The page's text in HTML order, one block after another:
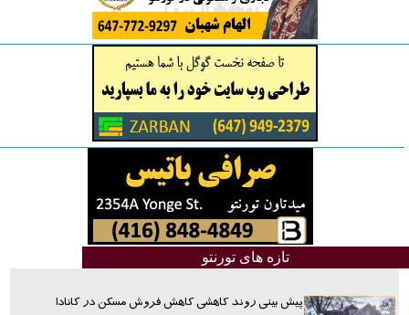
تازه های تورنتو
پیش بینی روند کاهشی کاهش فروش مسکن در کانادا